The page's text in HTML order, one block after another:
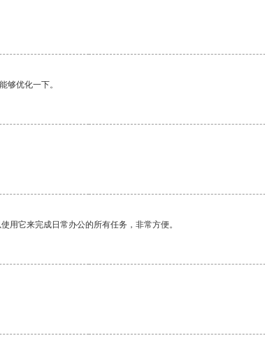
够优化一下。
用它来完成日常办公的所有任务，非常方便。